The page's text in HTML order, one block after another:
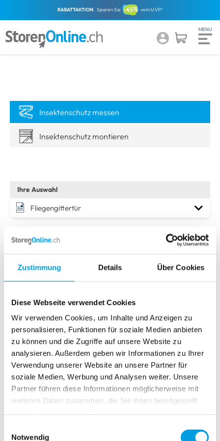
Zustimmung Details Über Cookies
Diese Webseite verwendet Cookies
Wir verwenden Cookies, um Inhalte und Anzeigen zu
personalisieren, Funktionen für soziale Medien anbieten
zu können und die Zugriffe auf unsere Website zu
analysieren. Außerdem geben wir Informationen zu Ihrer
Verwendung unserer Website an unsere Partner für
soziale Medien, Werbung und Analysen weiter. Unsere
Partner führen diese Informationen möglicherweise mit
weiteren Daten zusammen, die Sie ihnen bereitgestellt
Notwendig
RABATTAKTION Sparen Sie vom UVP!
Insektenschutz messen
Insektenschutz montieren
Fliegengitterrahmen
Fliegengittertür
Fliegengitterrollo
Fliegengittertür
Montage am Türstock bzw. seitlich in die Nische